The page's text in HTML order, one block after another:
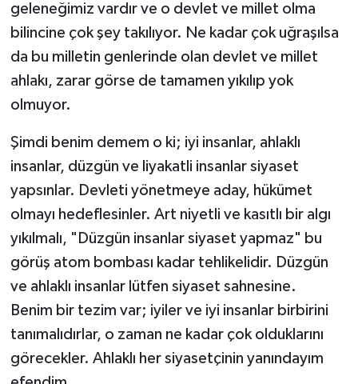
geleneğimiz vardır ve o devlet ve millet olma
bilincine çok şey takılıyor. Ne kadar çok uğraşılsa
da bu milletin genlerinde olan devlet ve millet
ahlakı, zarar görse de tamamen yıkılıp yok
olmuyor.
Şimdi benim demem o ki; iyi insanlar, ahlaklı
insanlar, düzgün ve liyakatli insanlar siyaset
yapsınlar. Devleti yönetmeye aday, hükümet
olmayı hedeflesinler. Art niyetli ve kasıtlı bir algı
yıkılmalı, "Düzgün insanlar siyaset yapmaz" bu
görüş atom bombası kadar tehlikelidir. Düzgün
ve ahlaklı insanlar lütfen siyaset sahnesine.
Benim bir tezim var; iyiler ve iyi insanlar birbirini
tanımalıdırlar, o zaman ne kadar çok olduklarını
görecekler. Ahlaklı her siyasetçinin yanındayım